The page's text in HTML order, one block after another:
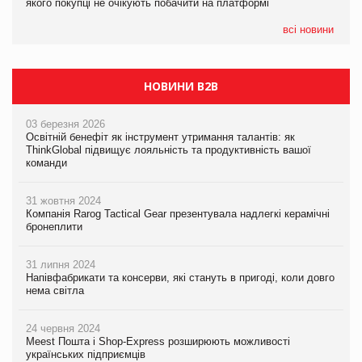
якого покупці не очікують побачити на платформі
всі новини
Мережа супермаркетів VARUS купує мережу магазинів
НОВИНИ B2B
03 березня 2026
Освітній бенефіт як інструмент утримання талантів: як
ThinkGlobal підвищує лояльність та продуктивність вашої
команди
31 жовтня 2024
Компанія Rarog Tactical Gear презентувала надлегкі керамічні
бронеплити
31 липня 2024
Напівфабрикати та консерви, які стануть в пригоді, коли довго
нема світла
24 червня 2024
Meest Пошта і Shop-Express розширюють можливості
українських підприємців